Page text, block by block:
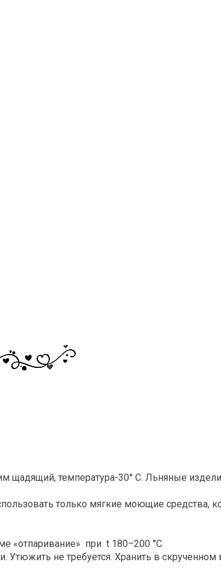
щадящий, температура-30° С. Льняные
только мягкие моющие средства,
«отпаривание» при t 180–200 °С.
Утюжить не требуется. Хранить в скрученном